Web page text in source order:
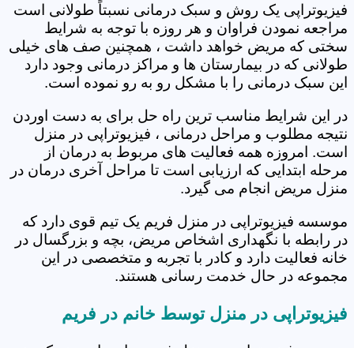
فیزیوتراپی یک روش و سبک درمانی نسبتاً طولانی است
مراجعه نمودن فراوان و هر روزه با توجه به شرایط
سختی که مریض خواهد داشت ، همچنین صف های خیلی
طولانی که در بیمارستان ها و مراکز درمانی وجود دارد
این سبک درمانی را با مشکل رو به رو نموده است.
در این شرایط مناسب ترین راه حل برای به دست اوردن
نتیجه مطلوب و مراحل درمانی ، فیزیوتراپی در منزل
است. امروزه همه فعالیت های مربوط به درمان از
مرحله ابتدایی که ارزیابی است تا مراحل آخری درمان در
منزل مریض انجام می گیرد.
موسسه فیزیوتراپی در منزل فریم یک تیم قوی دارد که
در رابطه با نگهداری اشخاص مریض، بچه و بزرگسال در
خانه فعالیت دارد و کادر با تجربه و متخصصی در این
مجموعه در حال خدمت رسانی هستند.
فیزیوتراپی در منزل توسط خانم در فریم